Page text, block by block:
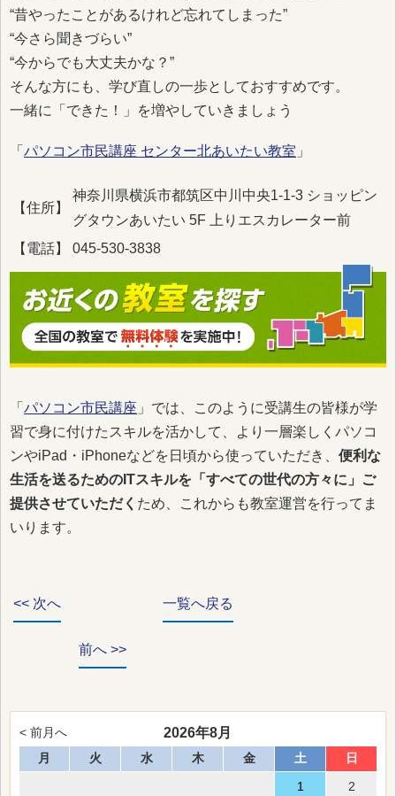
“昔やったことがあるけれど忘れてしまった”
“今さら聞きづらい”
“今からでも大丈夫かな？”
そんな方にも、学び直しの一歩としておすすめです。
一緒に「できた！」を増やしていきましょう
「 パソコン市民講座 センター北あいたい教室 」
【住所】
神奈川県横浜市都筑区中川中央1-1-3 ショッピン
グタウンあいたい 5F 上りエスカレーター前
【電話】
045-530-3838
「 パソコン市民講座 」では、このように受講生の皆様が学
習で身に付けたスキルを活かして、より一層楽しくパソコ
ンやiPad・iPhoneなどを日頃から使っていただき、 便利な
生活を送るためのITスキルを「すべての世代の方々に」ご
提供させていただく ため、これからも教室運営を行ってま
いります。
<< 次へ 一覧へ戻る
前へ >>
< 前月へ 2026年8月
月 火 水 木 金 土 日
1 2